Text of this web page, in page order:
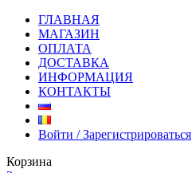
ГЛАВНАЯ
МАГАЗИН
ОПЛАТА
ДОСТАВКА
ИНФОРМАЦИЯ
КОНТАКТЫ
Войти / Зарегистрироваться
Корзина